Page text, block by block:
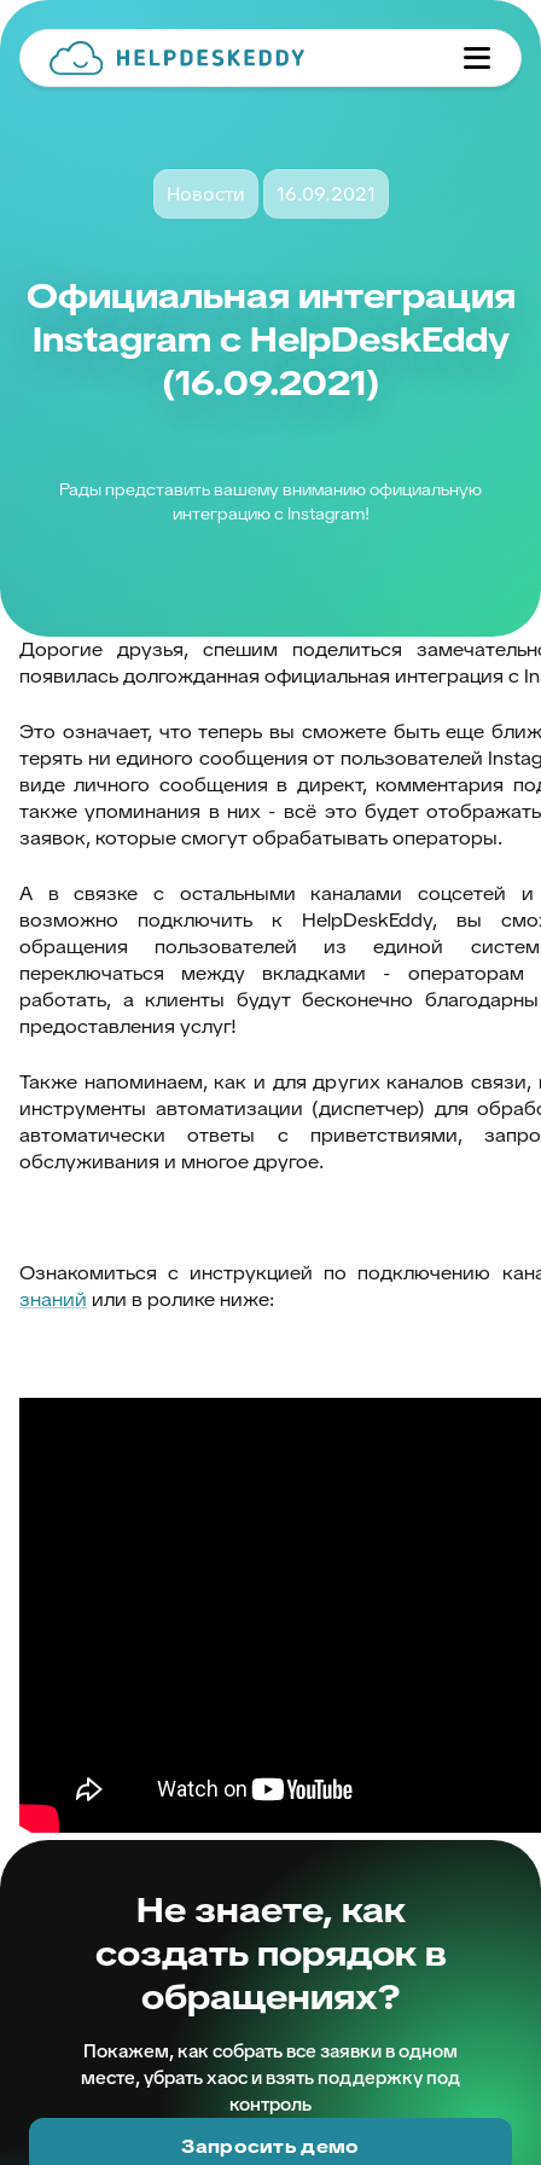
Новости 16.09.2021
Официальная интеграция
Instagram с HelpDeskEddy
(16.09.2021)
Рады представить вашему вниманию официальную
интеграцию с Instagram!
Дорогие друзья, спешим поделиться
появилась долгожданная официальная интеграция с
Это означает, что теперь вы сможете быть еще
терять ни единого сообщения от пользователей
виде личного сообщения в директ, комментария
также упоминания в них - всё это будет
заявок, которые смогут обрабатывать операторы.
А в связке с остальными каналами соцсетей и
возможно подключить к HelpDeskEddy, вы
обращения пользователей из единой
переключаться между вкладками - операторам
работать, а клиенты будут бесконечно
предоставления услуг!
Также напоминаем, как и для других каналов
инструменты автоматизации (диспетчер) для
автоматически ответы с приветствиями,
обслуживания и многое другое.
Ознакомиться с инструкцией по подключению
знаний или в ролике ниже:
Не знаете, как
создать порядок в
обращениях?
Покажем, как собрать все заявки в одном
месте, убрать хаос и взять поддержку под
контроль
Запросить демо